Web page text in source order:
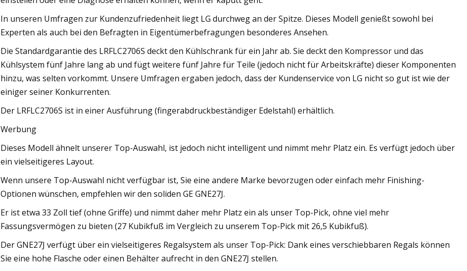
In unseren Umfragen zur Kundenzufriedenheit liegt LG durchweg an der Spitze. Dieses Modell genießt sowohl bei
Experten als auch bei den Befragten in Eigentümerbefragungen besonderes Ansehen.
Die Standardgarantie des LRFLC2706S deckt den Kühlschrank für ein Jahr ab. Sie deckt den Kompressor und das
Kühlsystem fünf Jahre lang ab und fügt weitere fünf Jahre für Teile (jedoch nicht für Arbeitskräfte) dieser Komponenten
hinzu, was selten vorkommt. Unsere Umfragen ergaben jedoch, dass der Kundenservice von LG nicht so gut ist wie der
einiger seiner Konkurrenten.
Der LRFLC2706S ist in einer Ausführung (fingerabdruckbeständiger Edelstahl) erhältlich.
Werbung
Dieses Modell ähnelt unserer Top-Auswahl, ist jedoch nicht intelligent und nimmt mehr Platz ein. Es verfügt jedoch über
ein vielseitigeres Layout.
Wenn unsere Top-Auswahl nicht verfügbar ist, Sie eine andere Marke bevorzugen oder einfach mehr Finishing-
Optionen wünschen, empfehlen wir den soliden GE GNE27J.
Er ist etwa 33 Zoll tief (ohne Griffe) und nimmt daher mehr Platz ein als unser Top-Pick, ohne viel mehr
Fassungsvermögen zu bieten (27 Kubikfuß im Vergleich zu unserem Top-Pick mit 26,5 Kubikfuß).
Der GNE27J verfügt über ein vielseitigeres Regalsystem als unser Top-Pick: Dank eines verschiebbaren Regals können
Sie eine hohe Flasche oder einen Behälter aufrecht in den GNE27J stellen.